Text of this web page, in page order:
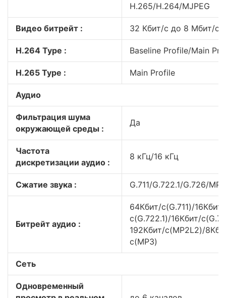
H.265/H.264/MJPEG
Видео битрейт : 32 Кбит/с до 8 Мбит/с
H.264 Type : Baseline Profile/Main
H.265 Type : Main Profile
Аудио
Фильтрация шума
окружающей среды :
Да
Частота
дискретизации аудио :
8 кГц/16 кГц
Сжатие звука : G.711/G.722.1/G.726/
Битрейт аудио :
64Кбит/с(G.711)/16Кбит/
с(G.722.1)/16Кбит/
192Кбит/с(MP2L2)/
с(MP3)
Сеть
Одновременный